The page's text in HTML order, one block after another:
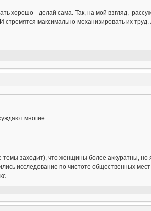
хорошо - делай сама. Так, на мой взгляд,
максимально механизировать их труд.
многие.
темы заходит), что женщины более аккуратны, но
исследование по чистоте общественных